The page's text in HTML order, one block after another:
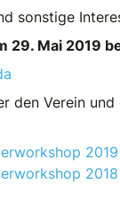
sonstige
29. Mai 2019
den Verein
2019
2018